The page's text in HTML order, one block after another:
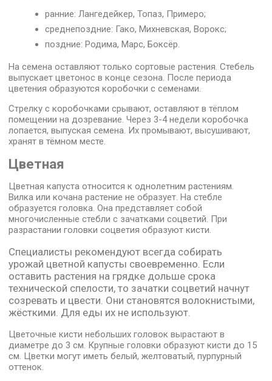
ранние: Лангедейкер, Топаз, Примеро;
среднепоздние: Гако, Михневская, Ворокс;
поздние: Родима, Марс, Боксёр.
На семена оставляют только сортовые растения. Стебель
выпускает цветонос в конце сезона. После периода
цветения образуются коробочки с семенами.
Стрелку с коробочками срывают, оставляют в тёплом
помещении на дозревание. Через 3-4 недели коробочка
лопается, выпуская семена. Их промывают, высушивают,
хранят в тёмном месте.
Цветная
Цветная капуста относится к однолетним растениям.
Вилка или кочана растение не образует. На стебле
образуется головка. Она представляет собой
многочисленные стебли с зачатками соцветий. При
разрастании головки соцветия образуют кисти.
Специалисты рекомендуют всегда собирать
урожай цветной капусты своевременно. Если
оставить растения на грядке дольше срока
технической спелости, то зачатки соцветий начнут
созревать и цвести. Они становятся волокнистыми,
жёсткими. Для еды их не используют.
Цветочные кисти небольших головок вырастают в
диаметре до 3 см. Крупные головки образуют кисти до 15
см. Цветки могут иметь белый, желтоватый, пурпурный
оттенок.